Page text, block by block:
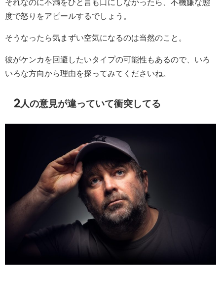
それなのに不満をひと言も口にしなかったら、不機嫌な態
度で怒りをアピールするでしょう。
そうなったら気まずい空気になるのは当然のこと。
彼がケンカを回避したいタイプの可能性もあるので、いろ
いろな方向から理由を探ってみてくださいね。
2人の意見が違っていて衝突してる